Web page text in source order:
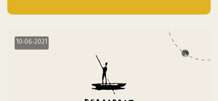
10-06-2021